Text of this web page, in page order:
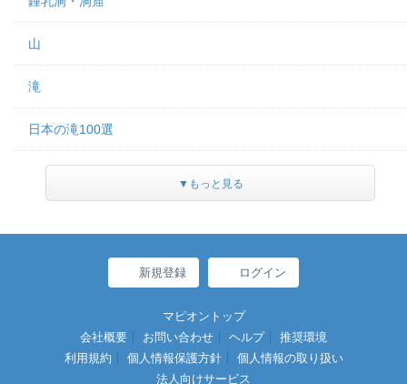
山
滝
日本の滝100選
▼もっと見る
新規登録 ログイン
マピオントップ
会社概要
お問い合わせ ヘルプ
推奨環境
利用規約
個人情報保護方針
個人情報の取り扱い
法人向けサービス